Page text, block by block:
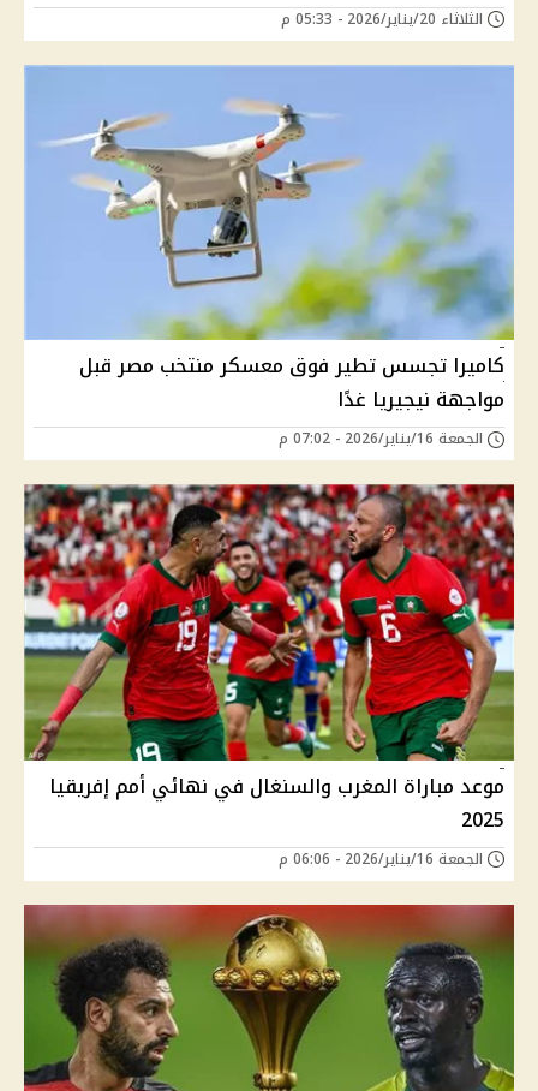
الثلاثاء 20/يناير/2026 - 05:33 م
كاميرا تجسس تطير فوق معسكر منتخب مصر قبل
مواجهة نيجيريا غدًا
الجمعة 16/يناير/2026 - 07:02 م
موعد مباراة المغرب والسنغال في نهائي أمم إفريقيا
2025
الجمعة 16/يناير/2026 - 06:06 م